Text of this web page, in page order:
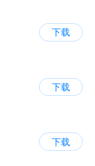
下载
下载
下载